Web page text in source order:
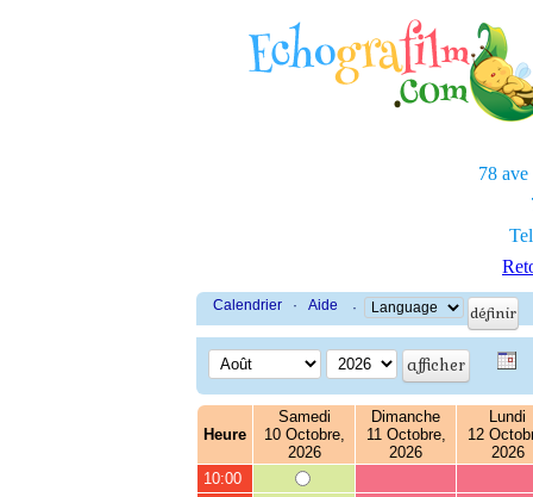
78 ave
Calendrier · Aide ·
Heure
Samedi
10 Octobre,
2026
Dimanche
11 Octobre,
2026
Lundi
12
2026
10:00